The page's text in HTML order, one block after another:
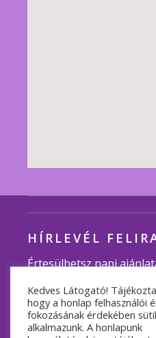
HÍRLEVÉL
Értesülhetsz napi
Kedves Látogató!
hogy a honlap felhasználói
fokozásának érdekében
alkalmazunk. A honlapunk